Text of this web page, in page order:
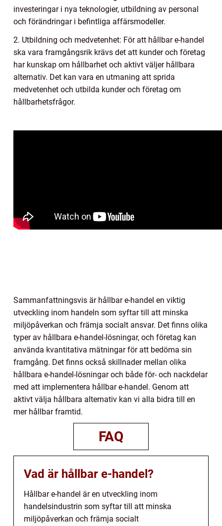
investeringar i nya teknologier, utbildning av personal
och förändringar i befintliga affärsmodeller.
2. Utbildning och medvetenhet: För att hållbar e-handel
ska vara framgångsrik krävs det att kunder och företag
har kunskap om hållbarhet och aktivt väljer hållbara
alternativ. Det kan vara en utmaning att sprida
medvetenhet och utbilda kunder och företag om
hållbarhetsfrågor.
Sammanfattningsvis är hållbar e-handel en viktig
utveckling inom handeln som syftar till att minska
miljöpåverkan och främja socialt ansvar. Det finns olika
typer av hållbara e-handel-lösningar, och företag kan
använda kvantitativa mätningar för att bedöma sin
framgång. Det finns också skillnader mellan olika
hållbara e-handel-lösningar och både för- och nackdelar
med att implementera hållbar e-handel. Genom att
aktivt välja hållbara alternativ kan vi alla bidra till en
mer hållbar framtid.
FAQ
Vad är hållbar e-handel?
Hållbar e-handel är en utveckling inom
handelsindustrin som syftar till att minska
miljöpåverkan och främja socialt